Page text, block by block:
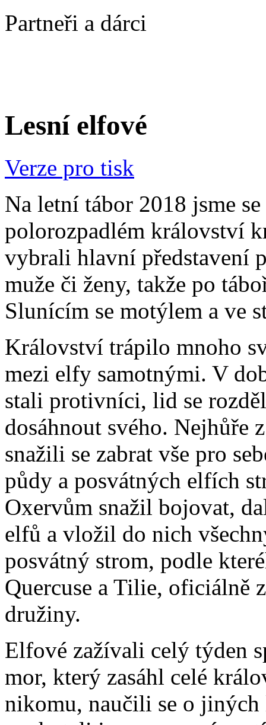
Partneři a dárci
Lesní elfové
Verze pro tisk
Na letní tábor 2018 jsme
polorozpadlém království
vybrali hlavní představení
muže či ženy, takže po
Slunícím se motýlem a ve
Království trápilo mnoho
mezi elfy samotnými. V
stali protivníci, lid se
dosáhnout svého. Nejhůře
snažili se zabrat vše pro
půdy a posvátných elfích
Oxervům snažil bojovat,
elfů a vložil do nich
posvátný strom, podle
Quercuse a Tilie, oficiálně
družiny.
Elfové zažívali celý týden
mor, který zasáhl celé
nikomu, naučili se o